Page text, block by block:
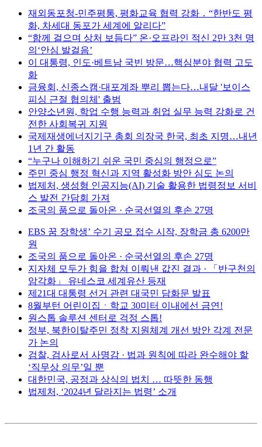
재외동포청-민주평통, 평화교육 협력 강화 ․ “한반도 평
화, 차세대 동포가 세계에 알리다”
“함께 걸으며 상처 보듬다” 온·오프라인 적신 2만 3천 명
의‘안심 발걸음’
이 대통령, 인도·베트남 국빈 방문…핵심분야 협력 고도
화
금융회, 신종스캠·대포계좌 뿌리 뽑는다…내달 '보이스
피싱 근절 협의체' 출범
안양소년원, 학업 수행 능력과 취업 실무 능력 강화로 건
전한 사회복귀 지원
국제재생에너지기구 총회 의장국 한국, 최초 지명…내년
1년 간 활동
“누구나 이해하기 쉬운 국민 중심의 행정으로”
주민 중심 행정 혁신과 지역 활성화 방안 심도 논의
법제처, 생성형 인공지능(AI) 기술 활용한 법령정보 서비
스 발전 간담회 가져
조국의 품으로 돌아온 · 순국선열의 후손 27명
EBS 꿈 장학생’ 수기 공모 접수 시작, 장학금 총 6200만
원
조국의 품으로 돌아온 · 순국선열의 후손 27명
지자체 모두가 힘을 합쳐 이뤄낸 값진 결과 · 「반구천의
암각화」 유네스코 세계유산 등재
제21대 대통령 선거 관련 대국민 담화문 발표
8월부턴 어린이집ㆍ학교 30미터 이내에선 금연!
원스톱 솔루션 센터로 걱정 스톱!
정부, 북한이탈주민 정착 지원체계 개선 방안 각계 전문
가 논의
검찰, 검사로서 사명감 · 법과 원칙에 따라 완수해야 할
‘직무상 의무’일 뿐
대한민국, 공정과 상식의 법치 … 따뜻한 동행
법제처, ‘2024년 달라지는 법령’ 소개